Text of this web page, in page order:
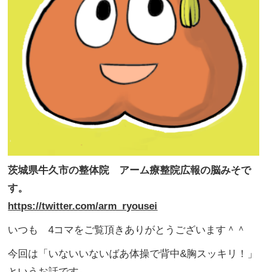
茨城県牛久市の整体院 アーム療整院広報の脳みそで
す。
https://twitter.com/arm_ryousei
いつも 4コマをご覧頂きありがとうございます＾＾
今回は「いないいないばあ体操で背中&胸スッキリ！」